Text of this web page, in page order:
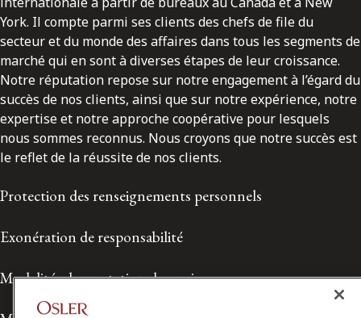
York. Il compte parmi ses clients des chefs de file du
secteur et du monde des affaires dans tous les segments de
marché qui en sont à diverses étapes de leur croissance.
Notre réputation repose sur notre engagement à l’égard du
succès de nos clients, ainsi que sur notre expérience, notre
expertise et notre approche coopérative pour lesquels
nous sommes reconnus. Nous croyons que notre succès est
le reflet de la réussite de nos clients.
Protection des renseignements personnels
Exonération de responsabilité
Modalités de prestation de services